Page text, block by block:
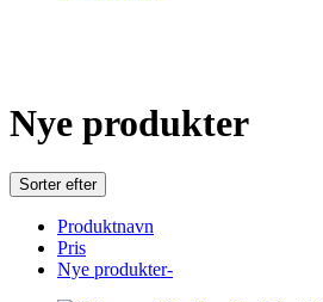
Nye produkter
Sorter efter
Produktnavn
Pris
Nye produkter-